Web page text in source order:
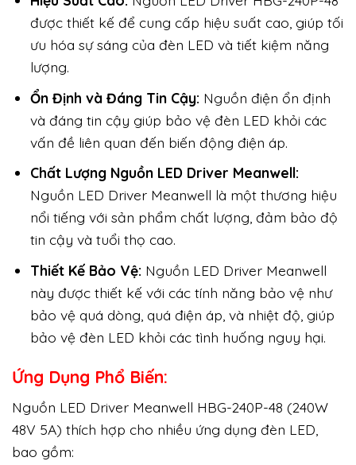
được thiết kế để cung cấp hiệu suất cao, giúp tối
ưu hóa sự sáng của đèn LED và tiết kiệm năng
lượng.
Ổn Định và Đáng Tin Cậy: Nguồn điện ổn định
và đáng tin cậy giúp bảo vệ đèn LED khỏi các
vấn đề liên quan đến biến động điện áp.
Chất Lượng Nguồn LED Driver Meanwell:
Nguồn LED Driver Meanwell là một thương hiệu
nổi tiếng với sản phẩm chất lượng, đảm bảo độ
tin cậy và tuổi thọ cao.
Thiết Kế Bảo Vệ: Nguồn LED Driver Meanwell
này được thiết kế với các tính năng bảo vệ như
bảo vệ quá dòng, quá điện áp, và nhiệt độ, giúp
bảo vệ đèn LED khỏi các tình huống nguy hại.
Ứng Dụng Phổ Biến:
Nguồn LED Driver Meanwell HBG-240P-48 (240W
48V 5A) thích hợp cho nhiều ứng dụng đèn LED,
bao gồm: